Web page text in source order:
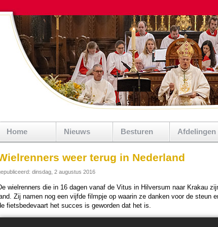
Home Nieuws Besturen Afdelingen
weer terug in Nederland
dinsdag, 2 augustus 2016
wielrenners die in 16 dagen vanaf de Vitus in Hilversum naar Krakau
Zij namen nog een vijfde filmpje op waarin ze danken voor de steun
fiets­bede­vaart het succes is gewor­den dat het is.